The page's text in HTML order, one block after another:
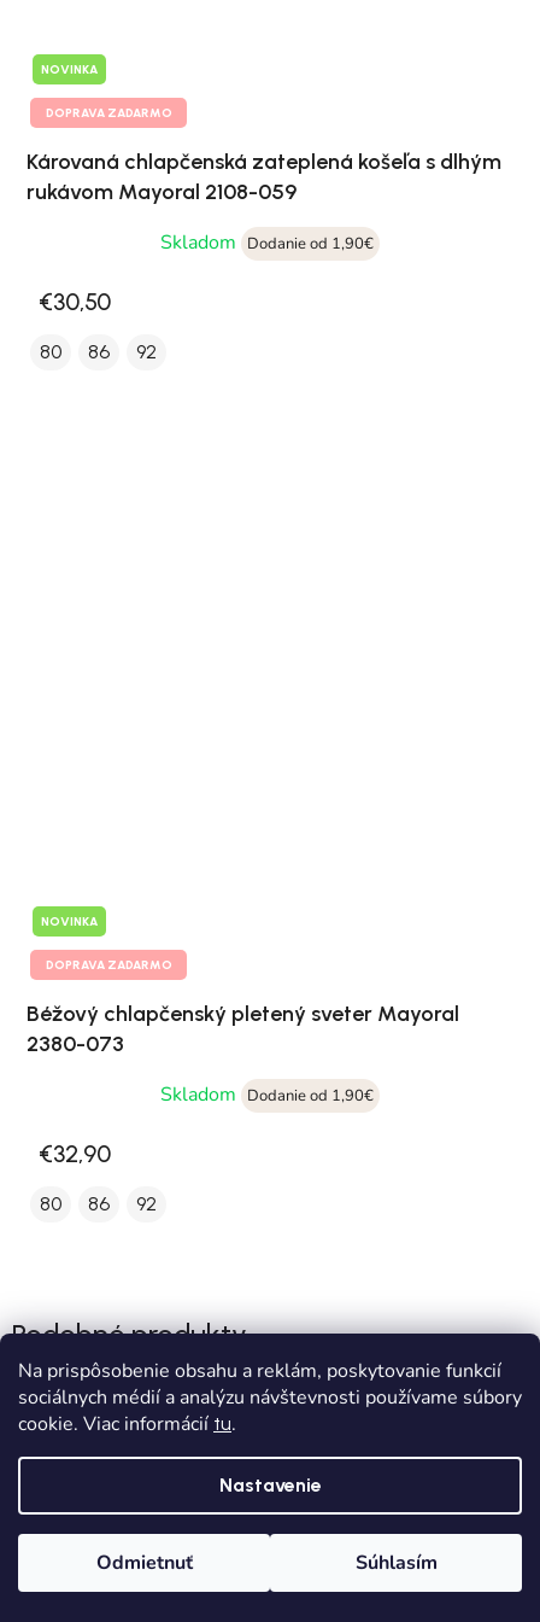
Na prispôsobenie obsahu a reklám, poskytovanie funkcií
sociálnych médií a analýzu návštevnosti používame súbory
cookie. Viac informácií tu.
Nastavenie
Odmietnuť Súhlasím
NOVINKA
DOPRAVA ZADARMO
Károvaná chlapčenská zateplená košeľa s dlhým
rukávom Mayoral 2108-059
Skladom
Dodanie od 1,90€
€30,50
80 86 92
NOVINKA
DOPRAVA ZADARMO
Béžový chlapčenský pletený sveter Mayoral
2380-073
Skladom
Dodanie od 1,90€
€32,90
80 86 92
Podobné produkty